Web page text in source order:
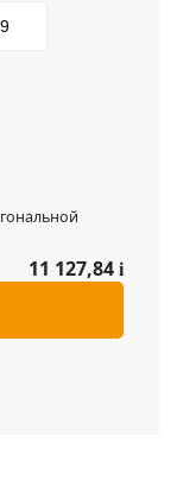
11 127,84 i